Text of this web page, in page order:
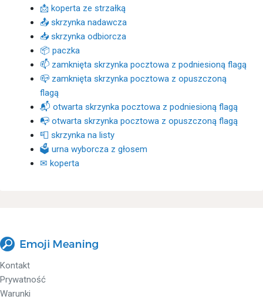
📩 koperta ze strzałką
📤 skrzynka nadawcza
📥 skrzynka odbiorcza
📦 paczka
📫 zamknięta skrzynka pocztowa z podniesioną flagą
📪 zamknięta skrzynka pocztowa z opuszczoną
flagą
📬 otwarta skrzynka pocztowa z podniesioną flagą
📭 otwarta skrzynka pocztowa z opuszczoną flagą
📮 skrzynka na listy
🗳 urna wyborcza z głosem
✉ koperta
Kontakt
Prywatność
Warunki